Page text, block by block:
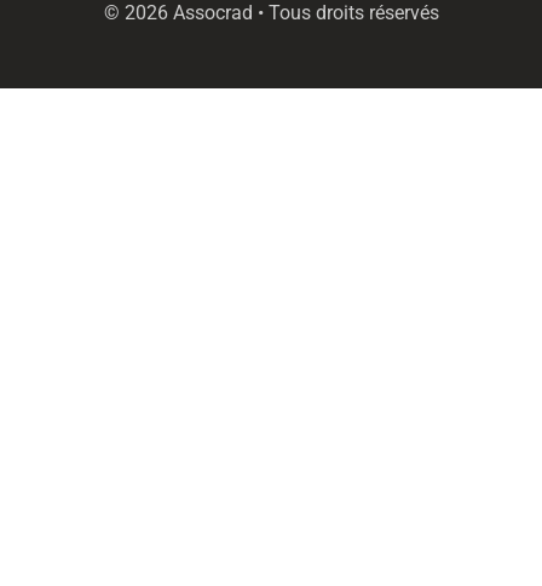
© 2026 Assocrad • Tous droits réservés